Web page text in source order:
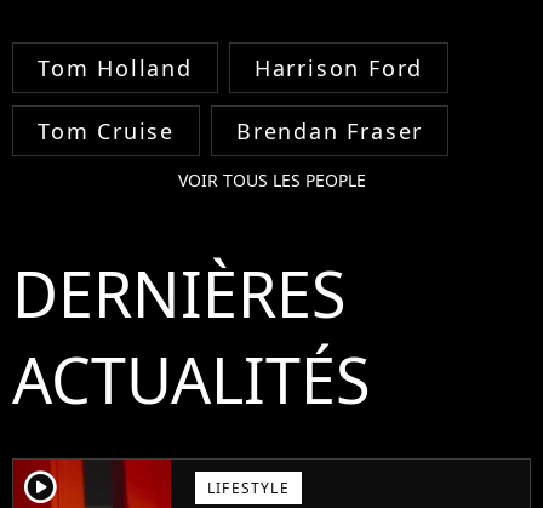
Tom Holland Harrison Ford
Tom Cruise Brendan Fraser
VOIR TOUS LES PEOPLE
DERNIÈRES
ACTUALITÉS
player2 LIFESTYLE